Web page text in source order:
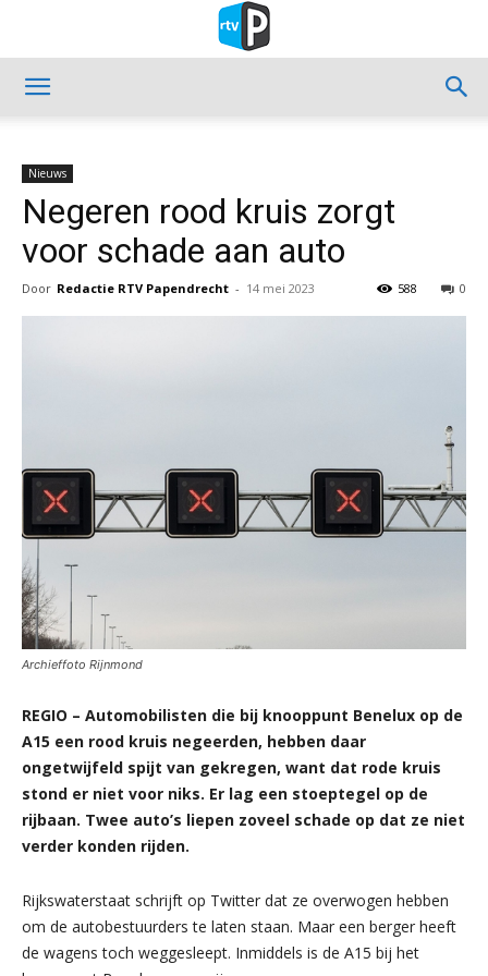
Nieuws
Negeren rood kruis zorgt
voor schade aan auto
Door Redactie RTV Papendrecht - 14 mei 2023 0
588
Archieffoto Rijnmond
REGIO – Automobilisten die bij knooppunt Benelux op de
A15 een rood kruis negeerden, hebben daar
ongetwijfeld spijt van gekregen, want dat rode kruis
stond er niet voor niks. Er lag een stoeptegel op de
rijbaan. Twee auto’s liepen zoveel schade op dat ze niet
verder konden rijden.
Rijkswaterstaat schrijft op Twitter dat ze overwogen hebben
om de autobestuurders te laten staan. Maar een berger heeft
de wagens toch weggesleept. Inmiddels is de A15 bij het